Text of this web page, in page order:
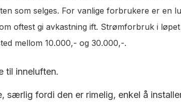
som selges. For vanlige forbrukere er en
oftest gi avkastning ift. Strømforbruk i
mellom 10.000,- og 30.000,-.
til inneluften.
særlig fordi den er rimelig, enkel å